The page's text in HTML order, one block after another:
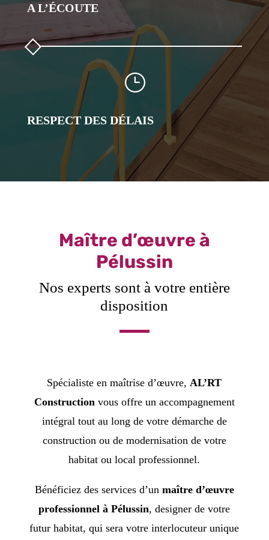
A L’ÉCOUTE
}
RESPECT DES DÉLAIS
Maître d’œuvre à
Pélussin
Nos experts sont à votre entière
disposition
Spécialiste en maîtrise d’œuvre, AL’RT
Construction vous offre un accompagnement
intégral tout au long de votre démarche de
construction ou de modernisation de votre
habitat ou local professionnel.
Bénéficiez des services d’un maître d’œuvre
professionnel à Pélussin, designer de votre
futur habitat, qui sera votre interlocuteur unique